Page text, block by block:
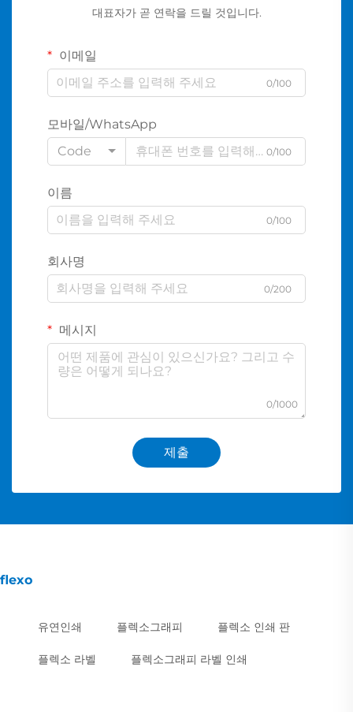
대표자가 곧 연락을 드릴 것입니다.
이메일
0/100
모바일/WhatsApp
Code
0/100
이름
0/100
회사명
0/200
메시지
0/1000
제출
flexo
유연인쇄 플렉소그래피 플렉소 인쇄 판
플렉소 라벨 플렉소그래피 라벨 인쇄